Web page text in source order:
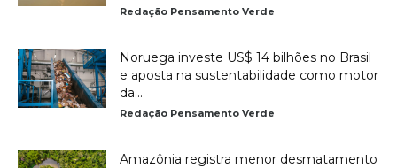
Redação Pensamento Verde
Noruega investe US$ 14 bilhões no Brasil
e aposta na sustentabilidade como motor
da...
Redação Pensamento Verde
Amazônia registra menor desmatamento